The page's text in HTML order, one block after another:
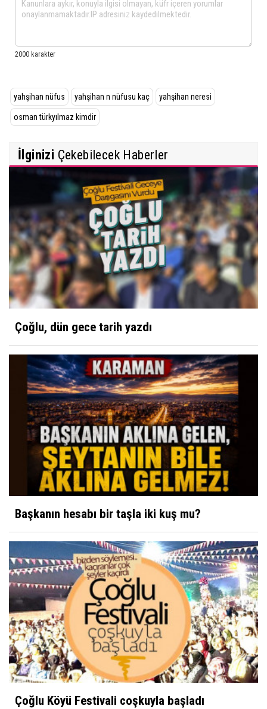
yahşihan nüfus yahşihan n nüfusu kaç yahşihan neresi
osman türkyılmaz kimdir
İlginizi Çekebilecek Haberler
Çoğlu, dün gece tarih yazdı
Başkanın hesabı bir taşla iki kuş mu?
Çoğlu Köyü Festivali coşkuyla başladı